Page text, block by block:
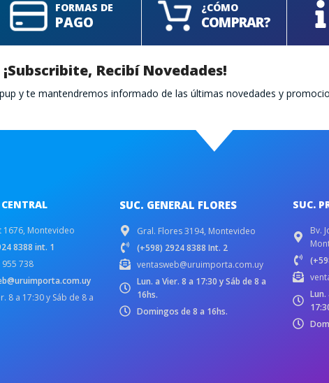
FORMAS DE
PAGO
¿CÓMO
COMPRAR?
¡Subscribite, Recibí Novedades!
y te mantendremos informado de las últimas novedades y
1676, Montevideo
8388 int. 1
955 738
8 a 17:30 y Sáb de 8 a
SUC. GENERAL FLORES
Gral. Flores 3194, Montevideo
(+598) 2924 8388 Int. 2
ventasweb@uruimporta.com.uy
Lun. a Vier. 8 a 17:30 y Sáb de 8 a
16hs.
Domingos de 8 a 16hs.
SUC.
Bv.
Lun.